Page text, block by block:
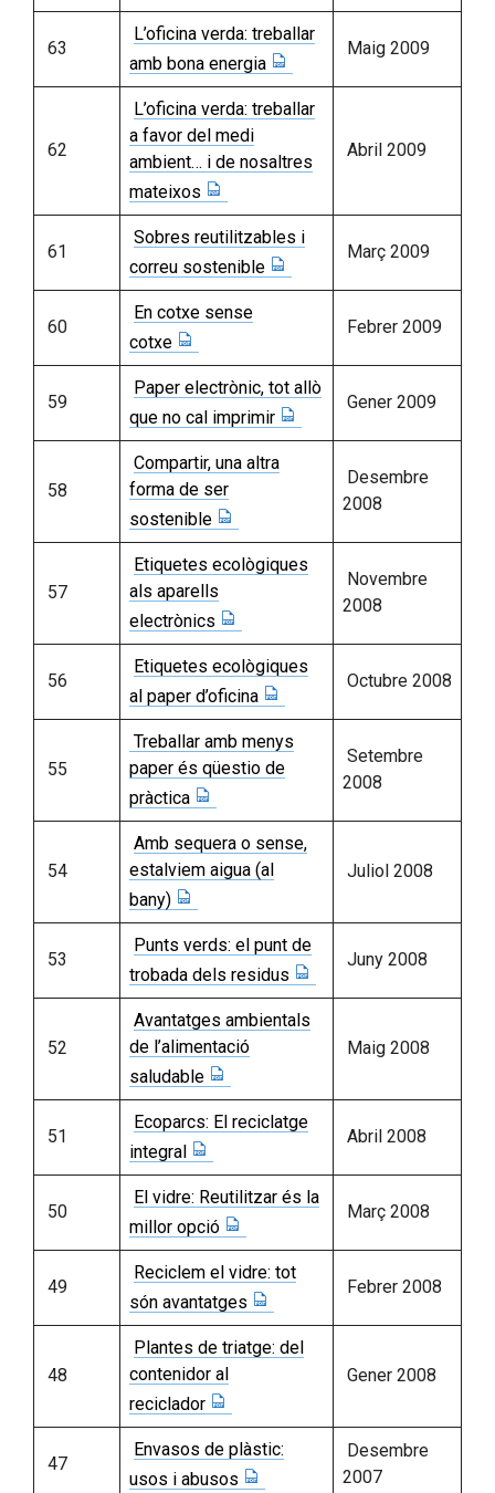
63
L’oficina verda: treballar
amb bona energia
Maig 2009
62
L’oficina verda: treballar
a favor del medi
ambient… i de nosaltres
mateixos
Abril 2009
61
Sobres reutilitzables i
correu sostenible
Març 2009
60
En cotxe sense
cotxe
Febrer 2009
59
Paper electrònic, tot allò
que no cal imprimir
Gener 2009
58
Compartir, una altra
forma de ser
sostenible
Desembre
2008
57
Etiquetes ecològiques
als aparells
electrònics
Novembre
2008
56
Etiquetes ecològiques
al paper d’oficina
Octubre 2008
55
Treballar amb menys
paper és qüestio de
pràctica
Setembre
2008
54
Amb sequera o sense,
estalviem aigua (al
bany)
Juliol 2008
53
Punts verds: el punt de
trobada dels residus
Juny 2008
52
Avantatges ambientals
de l’alimentació
saludable
Maig 2008
51
Ecoparcs: El reciclatge
integral
Abril 2008
50
El vidre: Reutilitzar és la
millor opció
Març 2008
49
Reciclem el vidre: tot
són avantatges
Febrer 2008
48
Plantes de triatge: del
contenidor al
reciclador
Gener 2008
47
Envasos de plàstic:
usos i abusos
Desembre
2007